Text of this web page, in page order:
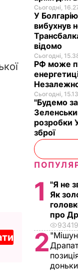
Сьогодні,
У
вибухнув
відомо
Сьогодні,
РФ може
Сьогодні, 15.13
"Будемо
розробки
зброї
1
"Я не
Як
про
93419
2
доньки